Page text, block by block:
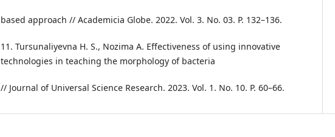
based approach // Academicia Globe. 2022. Vol. 3. No. 03. P. 132–136.
11. Tursunaliyevna H. S., Nozima A. Effectiveness of using innovative
technologies in teaching the morphology of bacteria
// Journal of Universal Science Research. 2023. Vol. 1. No. 10. P. 60–66.